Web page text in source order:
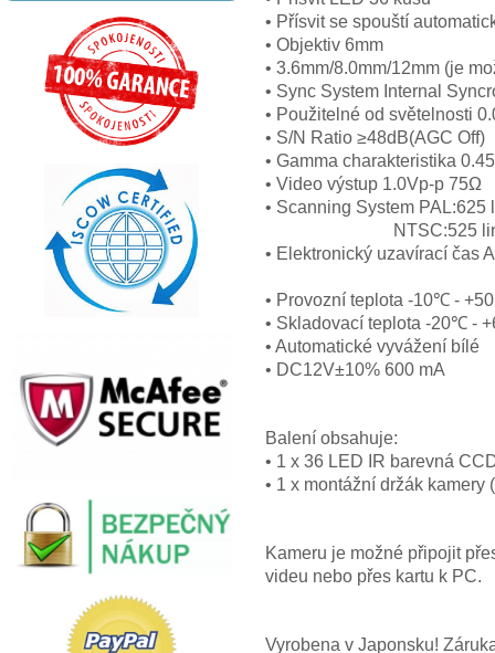
• Přísvit se spouští
• Objektiv 6mm
• 3.6mm/8.0mm/12mm (je
• Sync System Internal
• Použitelné od světelnosti
• S/N Ratio ≥48dB(AGC Off)
• Gamma charakteristika 0.45
• Video výstup 1.0Vp-p 75Ω
• Scanning System
NTSC:525 lines
• Elektronický uzavírací čas
• Provozní teplota -10℃ -
• Skladovací teplota -20℃ -
• Automatické vyvážení bílé
• DC12V±10% 600 mA
Balení obsahuje:
• 1 x 36 LED IR barevná
• 1 x montážní držák kamery
Kameru je možné připojit
videu nebo přes kartu k PC.
Vyrobena v Japonsku!